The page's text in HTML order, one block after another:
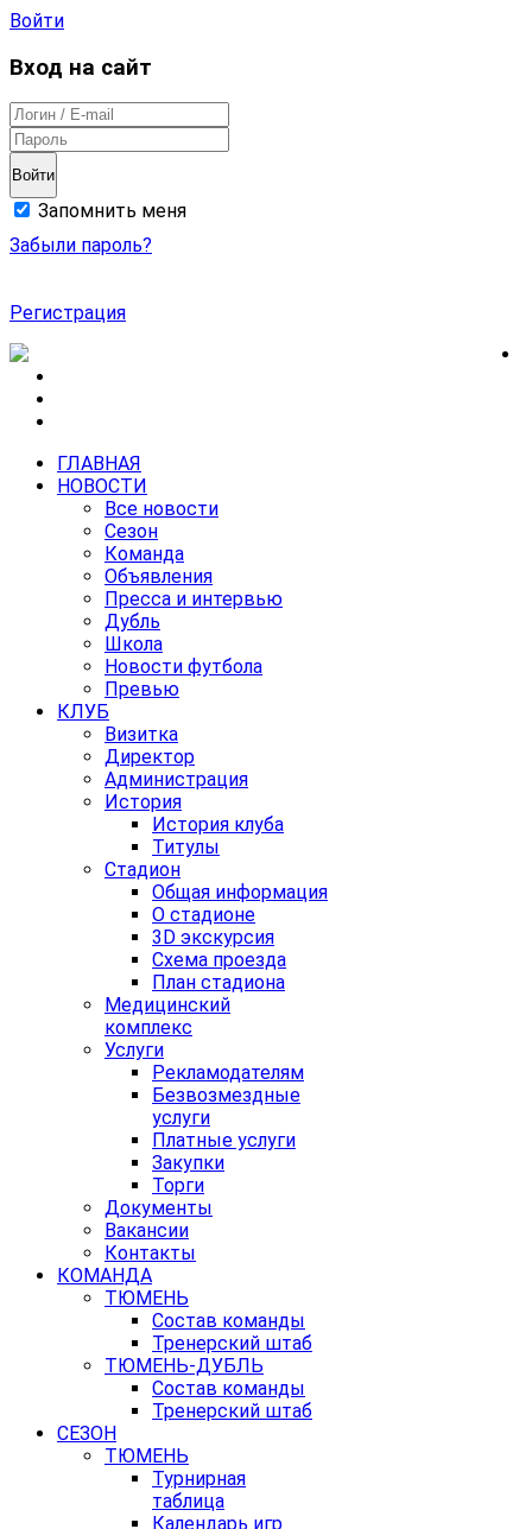
Войти
Вход на сайт
Войти
Запомнить меня
Забыли пароль?
Регистрация
ГЛАВНАЯ
НОВОСТИ
Все новости
Сезон
Команда
Объявления
Пресса и интервью
Дубль
Школа
Новости футбола
Превью
КЛУБ
Визитка
Директор
Администрация
История
История клуба
Титулы
Стадион
Общая информация
О стадионе
3D экскурсия
Схема проезда
План стадиона
Медицинский
комплекс
Услуги
Рекламодателям
Безвозмездные
услуги
Платные услуги
Закупки
Торги
Документы
Вакансии
Контакты
КОМАНДА
ТЮМЕНЬ
Состав команды
Тренерский штаб
ТЮМЕНЬ-ДУБЛЬ
Состав команды
Тренерский штаб
СЕЗОН
ТЮМЕНЬ
Турнирная
таблица
Календарь игр